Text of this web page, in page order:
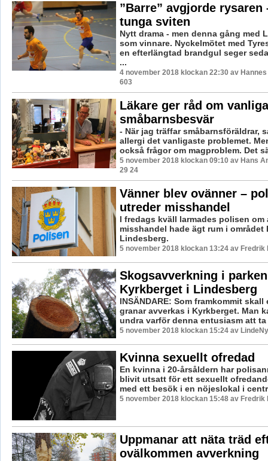
”Barre” avgjorde rysaren
tunga sviten
Nytt drama - men denna gång med
som vinnare. Nyckelmötet med
en efterlängtad brandgul seger
...
4 november 2018 klockan 22:30 av Hannes
603
Läkare ger råd om vanliga
småbarnsbesvär
- När jag träffar småbarnsföräldrar,
allergi det vanligaste problemet.
också frågor om magproblem. Det
5 november 2018 klockan 09:10 av Hans
29 24
Vänner blev ovänner –
utreder misshandel
I fredags kväll larmades polisen om
misshandel hade ägt rum i området
Lindesberg.
5 november 2018 klockan 13:24 av Fredrik
Skogsavverkning i
Kyrkberget i Lindesberg
INSÄNDARE: Som framkommit
granar avverkas i Kyrkberget. Man
undra varför denna entusiasm att
5 november 2018 klockan 15:24 av
Kvinna sexuellt ofredad
En kvinna i 20-årsåldern har
blivit utsatt för ett sexuellt
med ett besök i en nöjeslokal i
5 november 2018 klockan 15:48 av Fredrik
Uppmanar att näta träd
ovälkommen avverkning